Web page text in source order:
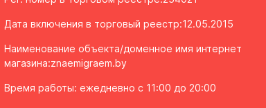
Дата включения в торговый реестр:12.05.2015
Наименование объекта/доменное имя интернет
магазина:znaemigraem.by
Время работы: ежедневно с 11:00 до 20:00